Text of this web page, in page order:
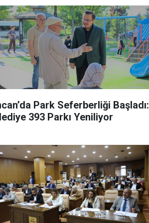
Park Seferberliği Başladı:
393 Parkı Yeniliyor